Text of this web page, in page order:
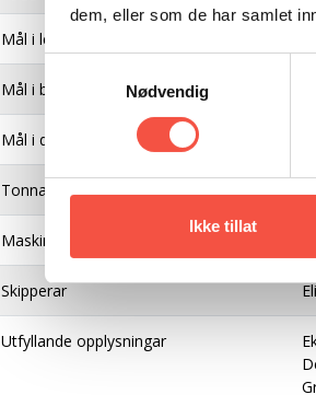
dem, eller som de har samlet
Samtykkevalg
Nødvendig
Ikke tillat
Mål i lengde, byggeår
Mål i breidde, byggeår
Mål i djupne, byggeår
Tonnasje
Maskin, orginalt
Skipperar
Utfyllande opplysningar